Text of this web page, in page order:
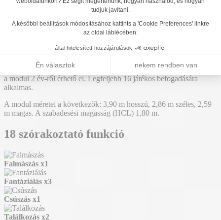
J4061
Hozzáadás az árajánlathoz
játszópanellel és mászó tevékenységekkel - J4061
A "Kaland" termékcsaládunkban létrehoztuk a referencia J4061. Ez
a modul 2 év-ről érhető el. Legfeljebb 16 játékos befogadására
alkalmas.
A modul méretei a következők: 3,90 m hosszú, 2,86 m széles, 2,59
m magas. A szabadesési magasság (HCL) 1,80 m.
18 szórakoztató funkció
Falmászás x1
Fantáziálás x3
Csúszás x1
Találkozás x2